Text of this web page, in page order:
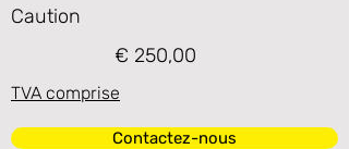
Caution
€ 250,00
TVA comprise
Contactez-nous